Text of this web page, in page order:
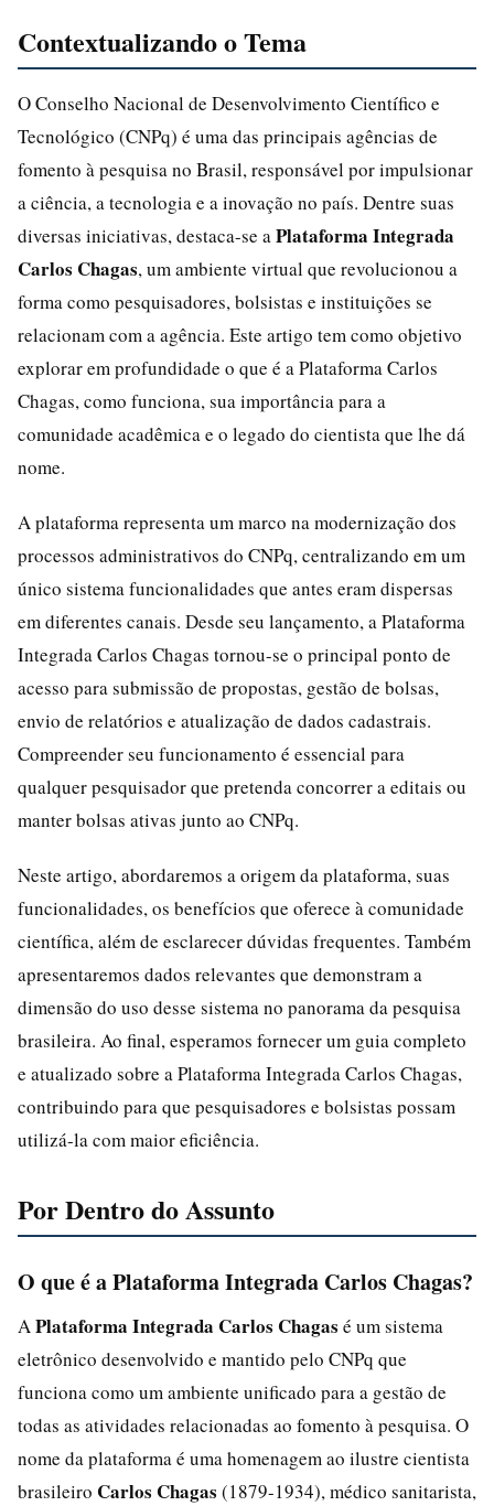
Contextualizando o Tema
O Conselho Nacional de Desenvolvimento Científico e
Tecnológico (CNPq) é uma das principais agências de
fomento à pesquisa no Brasil, responsável por impulsionar
a ciência, a tecnologia e a inovação no país. Dentre suas
diversas iniciativas, destaca-se a Plataforma Integrada
Carlos Chagas, um ambiente virtual que revolucionou a
forma como pesquisadores, bolsistas e instituições se
relacionam com a agência. Este artigo tem como objetivo
explorar em profundidade o que é a Plataforma Carlos
Chagas, como funciona, sua importância para a
comunidade acadêmica e o legado do cientista que lhe dá
nome.
A plataforma representa um marco na modernização dos
processos administrativos do CNPq, centralizando em um
único sistema funcionalidades que antes eram dispersas
em diferentes canais. Desde seu lançamento, a Plataforma
Integrada Carlos Chagas tornou-se o principal ponto de
acesso para submissão de propostas, gestão de bolsas,
envio de relatórios e atualização de dados cadastrais.
Compreender seu funcionamento é essencial para
qualquer pesquisador que pretenda concorrer a editais ou
manter bolsas ativas junto ao CNPq.
Neste artigo, abordaremos a origem da plataforma, suas
funcionalidades, os benefícios que oferece à comunidade
científica, além de esclarecer dúvidas frequentes. Também
apresentaremos dados relevantes que demonstram a
dimensão do uso desse sistema no panorama da pesquisa
brasileira. Ao final, esperamos fornecer um guia completo
e atualizado sobre a Plataforma Integrada Carlos Chagas,
contribuindo para que pesquisadores e bolsistas possam
utilizá-la com maior eficiência.
Por Dentro do Assunto
O que é a Plataforma Integrada Carlos Chagas?
A Plataforma Integrada Carlos Chagas é um sistema
eletrônico desenvolvido e mantido pelo CNPq que
funciona como um ambiente unificado para a gestão de
todas as atividades relacionadas ao fomento à pesquisa. O
nome da plataforma é uma homenagem ao ilustre cientista
brasileiro Carlos Chagas (1879-1934), médico sanitarista,